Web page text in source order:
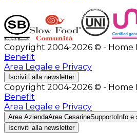
Copyright 2004-2026 © - Home
Benefit
Area Legale e Privacy
Iscriviti alla newsletter
Copyright 2004-2026 © - Home
Benefit
Area Legale e Privacy
Area AziendaArea CesarineSupporto Info e
Iscriviti alla newsletter